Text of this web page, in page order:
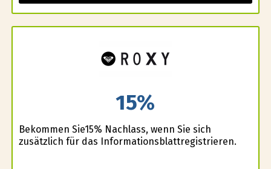
15%
Bekommen Sie15% Nachlass, wenn Sie sich
zusätzlich für das Informationsblattregistrieren.